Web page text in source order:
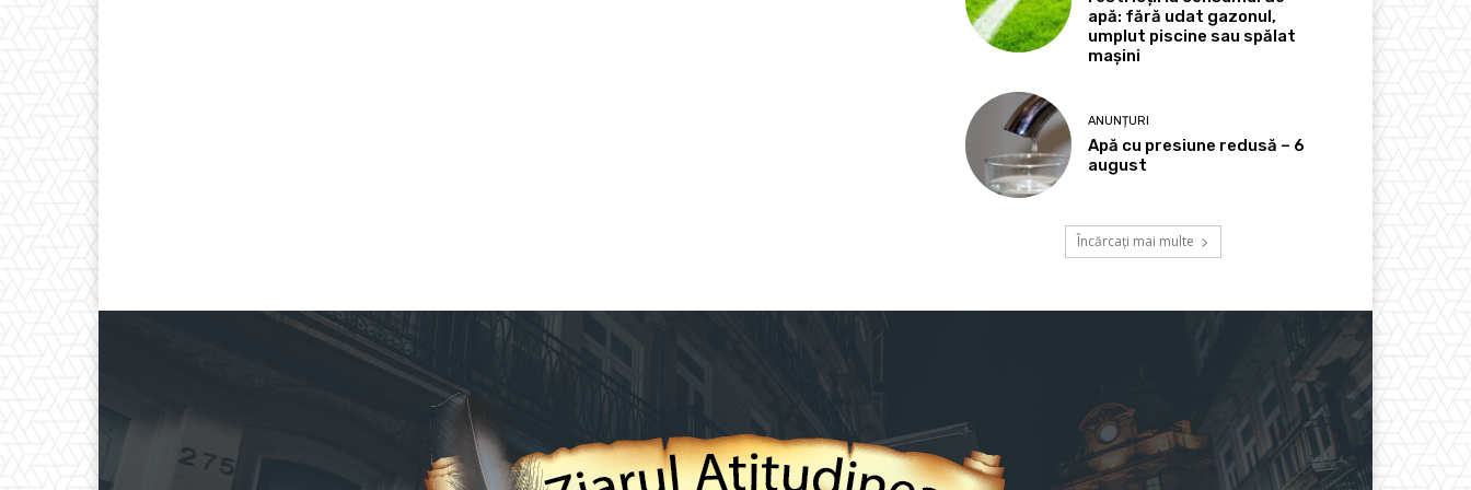
apă: fără udat gazonul,
umplut piscine sau spălat
mașini
ANUNȚURI
Apă cu presiune redusă – 6
august
Încărcați mai multe